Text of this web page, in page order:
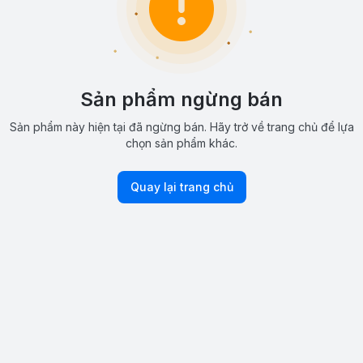
Sản phẩm ngừng bán
Sản phẩm này hiện tại đã ngừng bán. Hãy trở về trang chủ để lựa
chọn sản phẩm khác.
Quay lại trang chủ